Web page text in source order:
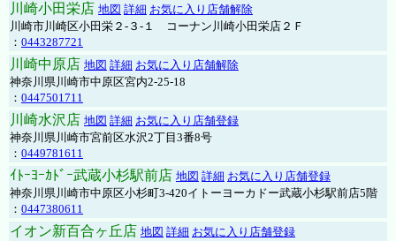
川崎小田栄店 地図 詳細 お気に入り店舗解除
川崎市川崎区小田栄２‐３‐１ コーナン川崎小田栄店２Ｆ
： 0443287721
川崎中原店 地図 詳細 お気に入り店舗解除
神奈川県川崎市中原区宮内2-25-18
： 0447501711
川崎水沢店 地図 詳細 お気に入り店舗登録
神奈川県川崎市宮前区水沢2丁目3番8号
： 0449781611
ｲﾄｰﾖｰｶﾄﾞｰ武蔵小杉駅前店 地図 詳細 お気に入り店舗登録
神奈川県川崎市中原区小杉町3-420イトーヨーカドー武蔵小杉駅前店5階
： 0447380611
イオン新百合ヶ丘店 地図 詳細 お気に入り店舗登録